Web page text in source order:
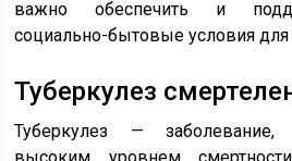
важно обеспечить и
социально-бытовые условия для
Туберкулез
Туберкулез — заболевание,